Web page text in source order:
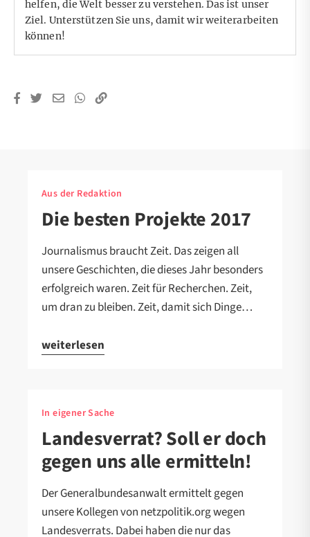
helfen, die Welt besser zu verstehen. Das ist unser
Ziel. Unterstützen Sie uns, damit wir weiterarbeiten
können!
Aus der Redaktion
Die besten Projekte 2017
Journalismus braucht Zeit. Das zeigen all
unsere Geschichten, die dieses Jahr besonders
erfolgreich waren. Zeit für Recherchen. Zeit,
um dran zu bleiben. Zeit, damit sich Dinge…
weiterlesen
In eigener Sache
Landesverrat? Soll er doch
gegen uns alle ermitteln!
Der Generalbundesanwalt ermittelt gegen
unsere Kollegen von netzpolitik.org wegen
Landesverrats. Dabei haben die nur das